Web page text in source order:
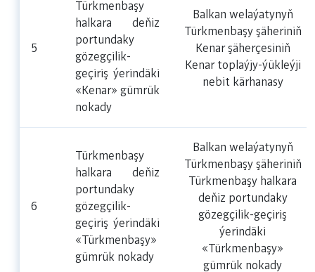
5
Türkmenbaşy
halkara deňiz
portundaky
gözegçilik-
geçiriş ýerindäki
«Kenar» gümrük
nokady
Balkan welaýatynyň
Türkmenbaşy şäheriniň
Kenar şäherçesiniň
Kenar toplaýjy-ýükleýji
nebit kärhanasy
6
Türkmenbaşy
halkara deňiz
portundaky
gözegçilik-
geçiriş ýerindäki
«Türkmenbaşy»
gümrük nokady
Balkan welaýatynyň
Türkmenbaşy şäheriniň
Türkmenbaşy halkara
deňiz portundaky
gözegçilik-geçiriş
ýerindäki
«Türkmenbaşy»
gümrük nokady